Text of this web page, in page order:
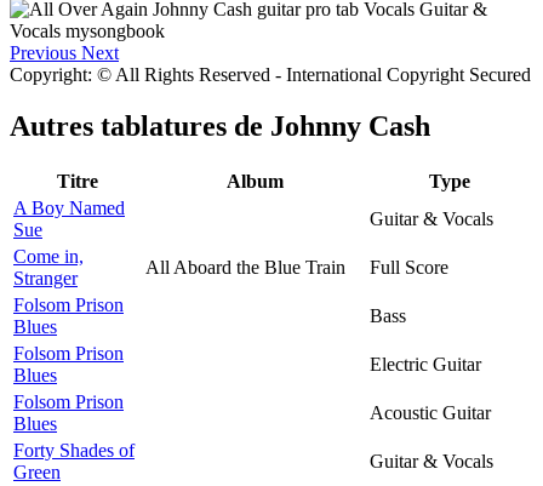
Previous Next
Copyright: © All Rights Reserved - International Copyright Secured
Autres tablatures de Johnny Cash
Titre Album
Type
A Boy Named
Sue
Guitar & Vocals
Come in,
Stranger
All Aboard the Blue Train
Full Score
Folsom Prison
Blues
Bass
Folsom Prison
Blues
Electric Guitar
Folsom Prison
Blues
Acoustic Guitar
Forty Shades of
Green
Guitar & Vocals